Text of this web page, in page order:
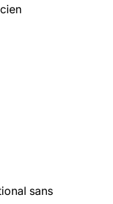
sans